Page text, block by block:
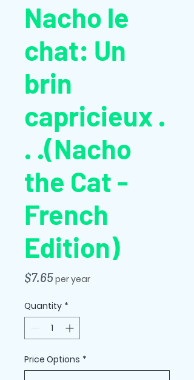
Nacho le
chat: Un
brin
capricieux .
. .(Nacho
the Cat -
French
Edition)
$7.65Price
per year
Quantity *
Price Options *